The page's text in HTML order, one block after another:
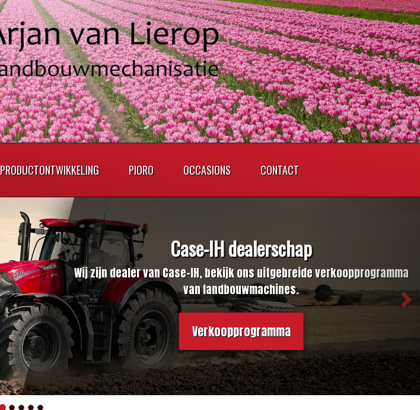
PRODUCTONTWIKKELING PIORO OCCASIONS CONTACT
Case-IH dealerschap
Wij zijn dealer van Case-IH, bekijk ons uitgebreide verkoopprogramma
van landbouwmachines.
Verkoopprogramma